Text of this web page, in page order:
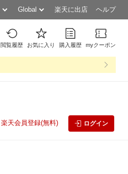
Global 楽天に出店 ヘルプ
閲覧履歴 お気に入り 購入履歴 myクーポン
楽天会員登録(無料) ログイン